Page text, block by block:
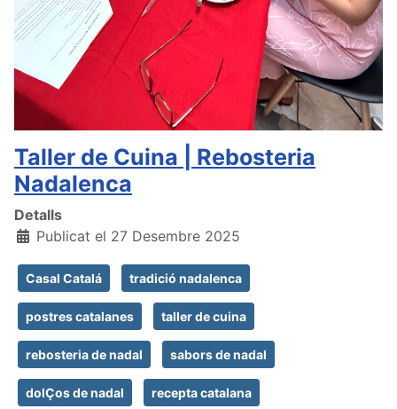
Taller de Cuina | Rebosteria
Nadalenca
Detalls
Publicat el 27 Desembre 2025
Casal Catalá tradició nadalenca
postres catalanes taller de cuina
rebosteria de nadal sabors de nadal
dolÇos de nadal recepta catalana